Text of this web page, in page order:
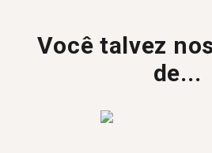
Você talvez
de...